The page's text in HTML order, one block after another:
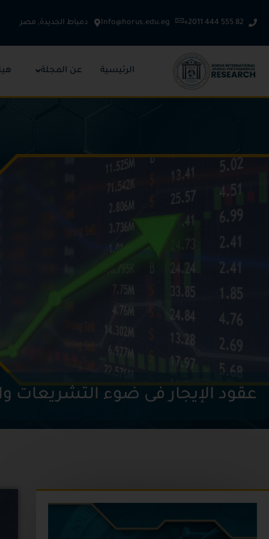
إلى
+2011 444 555 82
Info@horus.edu.eg دمياط الجديدة, مصر
الرئيسية عن المجلة
عقود الإيجار فى ضوء التشريعات